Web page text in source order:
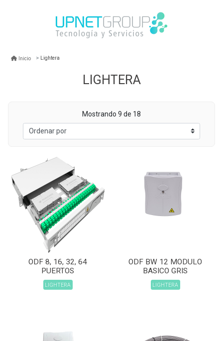
Inicio Lightera
LIGHTERA
Mostrando 9 de 18
ODF 8, 16, 32, 64
PUERTOS
LIGHTERA
ODF BW 12 MODULO
BASICO GRIS
LIGHTERA